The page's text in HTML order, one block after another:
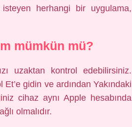
isteyen herhangi bir uygulama,
mümkün mü?
uzaktan kontrol edebilirsiniz.
gidin ve ardından Yakındaki
cihaz aynı Apple hesabında
olmalıdır.